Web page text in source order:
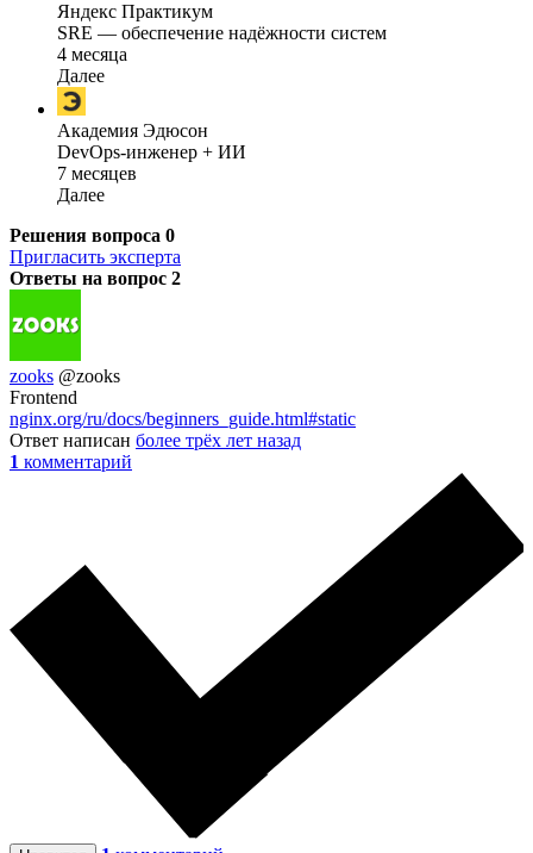
Яндекс Практикум
SRE — обеспечение надёжности систем
4 месяца
Далее
Академия Эдюсон
DevOps-инженер + ИИ
7 месяцев
Далее
Решения вопроса 0
Пригласить эксперта
Ответы на вопрос 2
zooks @zooks
Frontend
nginx.org/ru/docs/beginners_guide.html#static
Ответ написан более трёх лет назад
1 комментарий